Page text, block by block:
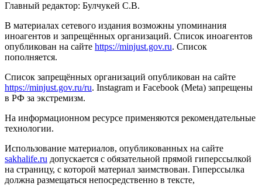
Главный редактор: Булчукей С.В.
В материалах сетевого издания возможны упоминания
иноагентов и запрещённых организаций. Список иноагентов
опубликован на сайте https://minjust.gov.ru. Список
пополняется.
Список запрещённых организаций опубликован на сайте
https://minjust.gov.ru/ru. Instagram и Facebook (Metа) запрещены
в РФ за экстремизм.
На информационном ресурсе применяются рекомендательные
технологии.
Использование материалов, опубликованных на сайте
sakhalife.ru допускается с обязательной прямой гиперссылкой
на страницу, с которой материал заимствован. Гиперссылка
должна размещаться непосредственно в тексте,